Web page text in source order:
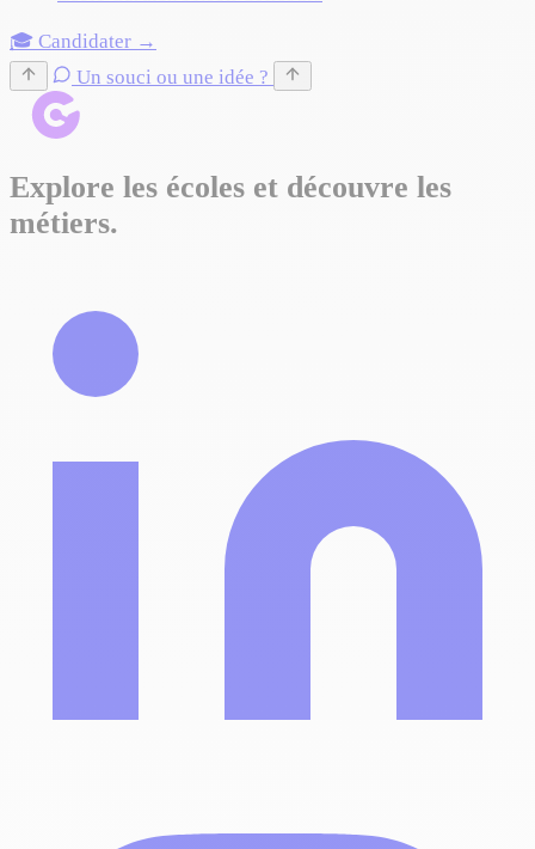
🎓 Candidater →
Un souci ou une idée ?
Explore les écoles et découvre les
métiers.